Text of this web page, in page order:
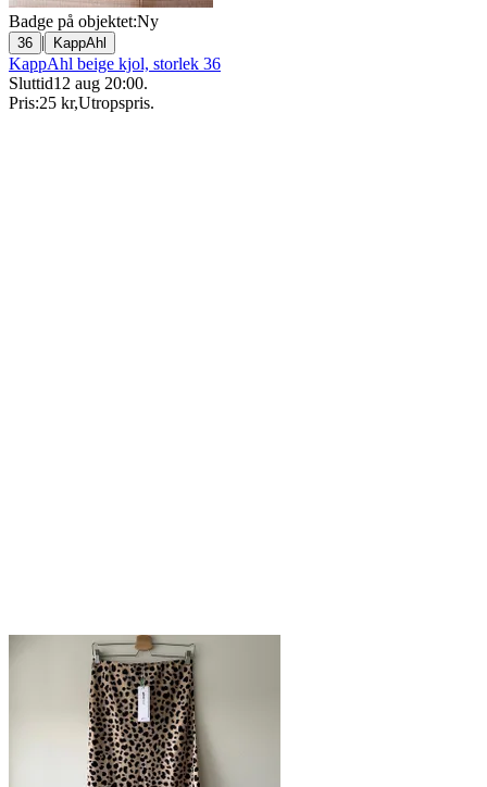
Badge på objektet:Ny
36 | KappAhl
KappAhl beige kjol, storlek 36
Sluttid12 aug 20:00.
Pris:25 kr,Utropspris.